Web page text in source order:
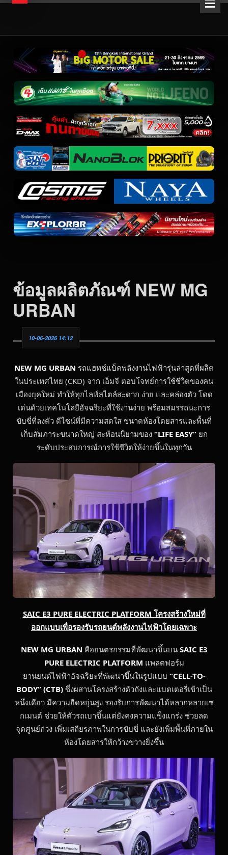
ข้อมูลผลิตภัณฑ์ NEW MG
URBAN
10-06-2026 14:12
NEW MG URBAN รถแฮทช์แบ็คพลังงานไฟฟ้ารุ่นล่าสุดที่ผลิต
ในประเทศไทย (CKD) จาก เอ็มจี ตอบโจทย์การใช้ชีวิตของคน
เมืองยุคใหม่ ทำให้ทุกไลฟ์สไตล์สะดวก ง่าย และคล่องตัว โดด
เด่นด้วยเทคโนโลยีอัจฉริยะที่ใช้งานง่าย พร้อมสมรรถนะการ
ขับขี่ที่ลงตัว ดีไซน์ที่มีความสดใส ขนาดห้องโดยสารและพื้นที่
เก็บสัมภาระขนาดใหญ่ สะท้อนนิยามของ “LIFE EASY” ยก
ระดับประสบการณ์การใช้ชีวิตให้ง่ายขึ้นในทุกวัน
SAIC E3 PURE ELECTRIC PLATFORM โครงสร้างใหม่ที่
ออกแบบเพื่อรองรับรถยนต์พลังงานไฟฟ้าโดยเฉพาะ
NEW MG URBAN คือยนตรกรรมที่พัฒนาขึ้นบน SAIC E3
PURE ELECTRIC PLATFORM แพลตฟอร์ม
ยานยนต์ไฟฟ้าอัจฉริยะที่พัฒนาขึ้นในรูปแบบ “CELL-TO-
BODY” (CTB)ซึ่งผสานโครงสร้างตัวถังและแบตเตอรี่เข้าเป็น
หนึ่งเดียว มีความยืดหยุ่นสูง รองรับการพัฒนาได้หลากหลายเซ
กเมนต์ ช่วยให้ตัวรถเบาขึ้นแต่ยังคงความแข็งแกร่ง ช่วยลด
จุดศูนย์ถ่วง เพิ่มเสถียรภาพในการขับขี่ และยังเพิ่มพื้นที่ภายใน
ห้องโดยสารให้กว้างขวางยิ่งขึ้น